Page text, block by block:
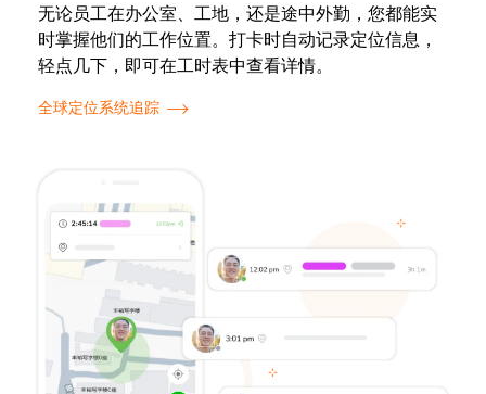
无论员工在办公室、工地，还是途中外勤，您都能实
时掌握他们的工作位置。打卡时自动记录定位信息，
轻点几下，即可在工时表中查看详情。
全球定位系统追踪